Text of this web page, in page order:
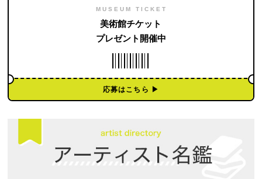
MUSEUM TICKET
美術館チケット
プレゼント開催中
応募はこちら ▶︎